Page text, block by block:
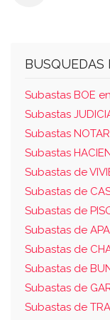
centímetros
centímetros
centímetros,
veinte
parcela e
veinticuatro
tres metros
metros y
treinta y
construido lo
aislada,
compuesta
dormitorios,
BUSQUEDAS
Subastas BOE
Subastas
Subastas
Subastas
Subastas de
Subastas de
Subastas de
Subastas de
Subastas de
Subastas de
Subastas de
Subastas de